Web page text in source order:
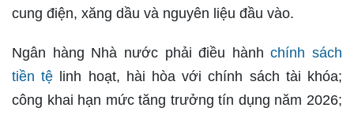
cung điện, xăng dầu và nguyên liệu đầu vào.
Ngân hàng Nhà nước phải điều hành chính sách
tiền tệ
linh hoạt, hài hòa với chính sách tài khóa;
công khai hạn mức tăng trưởng tín dụng năm 2026;